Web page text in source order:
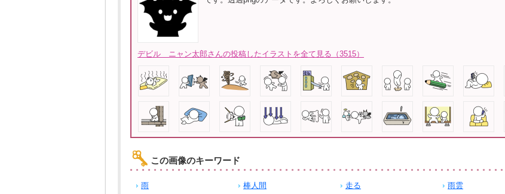
デビル ニャン太郎さんの投稿したイラストを全て見る（3515）
この画像のキーワード
雨 棒人間 走る
雨雲